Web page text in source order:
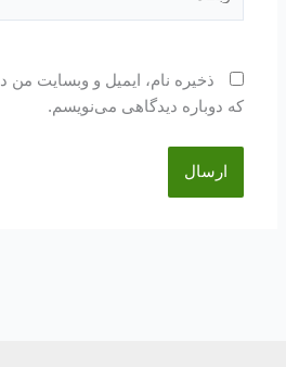
ذخیره نام، ایمیل و وبسایت من
که دوباره دیدگاهی می‌نویسم.